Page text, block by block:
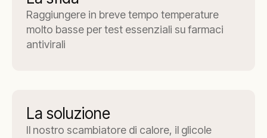
Raggiungere in breve tempo temperature
molto basse per test essenziali su farmaci
antivirali
La soluzione
Il nostro scambiatore di calore, il glicole